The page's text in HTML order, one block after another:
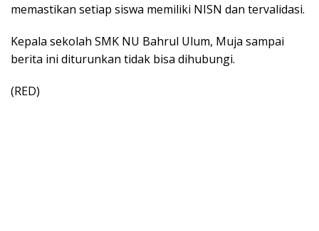
memastikan setiap siswa memiliki NISN dan tervalidasi.
Kepala sekolah SMK NU Bahrul Ulum, Muja sampai
berita ini diturunkan tidak bisa dihubungi.
(RED)